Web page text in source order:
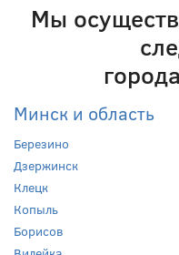
Мы
Минск и область
Березино
Дзержинск
Клецк
Копыль
Борисов